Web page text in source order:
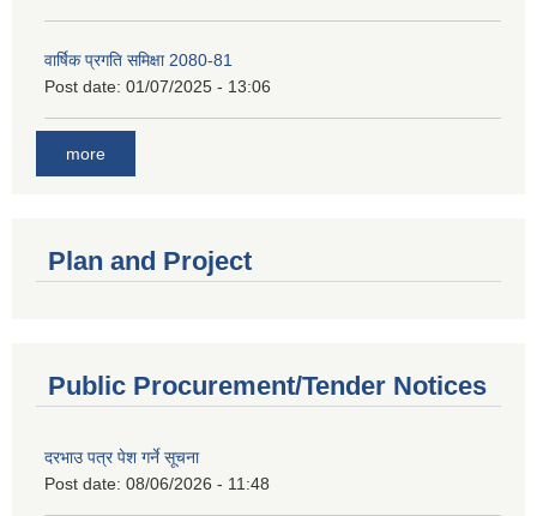
वार्षिक प्रगति समिक्षा 2080-81
Post date: 01/07/2025 - 13:06
more
Plan and Project
Public Procurement/Tender Notices
दरभाउ पत्र पेश गर्ने सूचना
Post date: 08/06/2026 - 11:48